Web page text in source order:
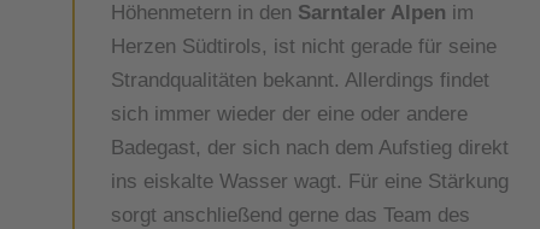
Höhenmetern in den Sarntaler Alpen im
Herzen Südtirols, ist nicht gerade für seine
Strandqualitäten bekannt. Allerdings findet
sich immer wieder der eine oder andere
Badegast, der sich nach dem Aufstieg direkt
ins eiskalte Wasser wagt. Für eine Stärkung
sorgt anschließend gerne das Team des